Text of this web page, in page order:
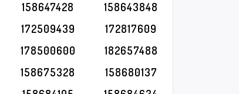
158647428
158643848
172509439
172817609
178500600
182657488
158675328
158680137